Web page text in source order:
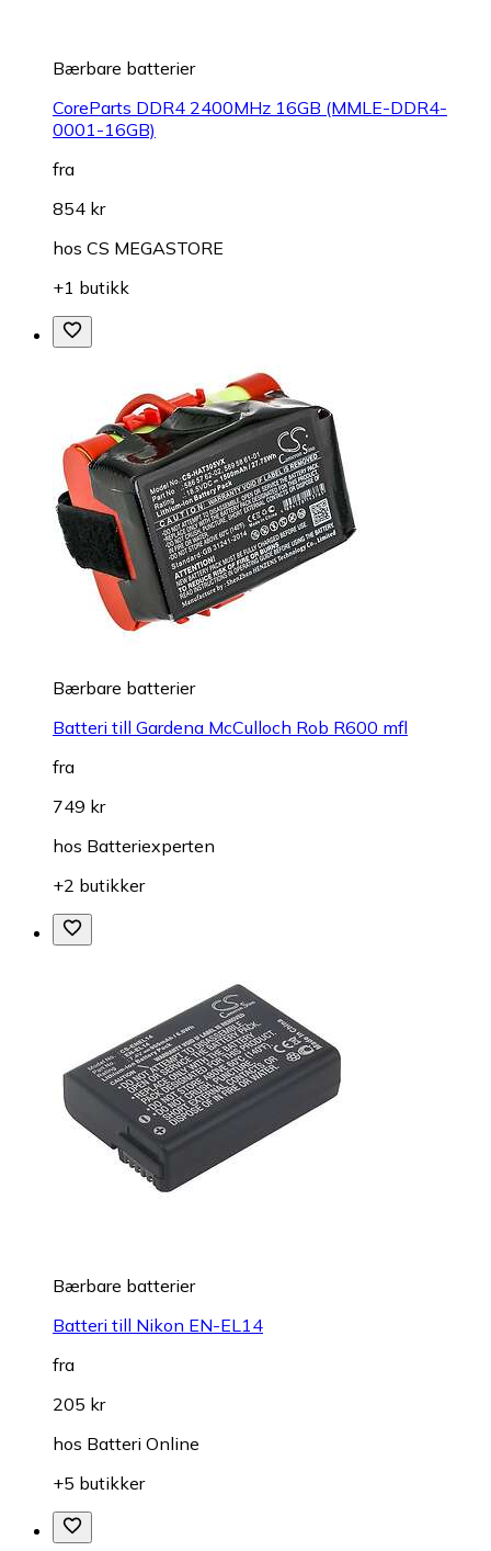
Bærbare batterier
CoreParts DDR4 2400MHz 16GB (MMLE-DDR4-
0001-16GB)
fra
854 kr
hos CS MEGASTORE
+1 butikk
Bærbare batterier
Batteri till Gardena McCulloch Rob R600 mfl
fra
749 kr
hos Batteriexperten
+2 butikker
Bærbare batterier
Batteri till Nikon EN-EL14
fra
205 kr
hos Batteri Online
+5 butikker